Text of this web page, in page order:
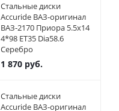
Стальные диски
Accuride ВАЗ-оригинал
ВАЗ-2170 Приора 5.5x14
4*98 ET35 Dia58.6
Серебро
1 870руб.
Стальные диски
Accuride ВАЗ-оригинал